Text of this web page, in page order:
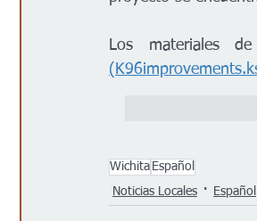
Wichita Español
Noticias Locales
Español